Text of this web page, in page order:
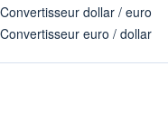
Convertisseur dollar / euro
Convertisseur euro / dollar